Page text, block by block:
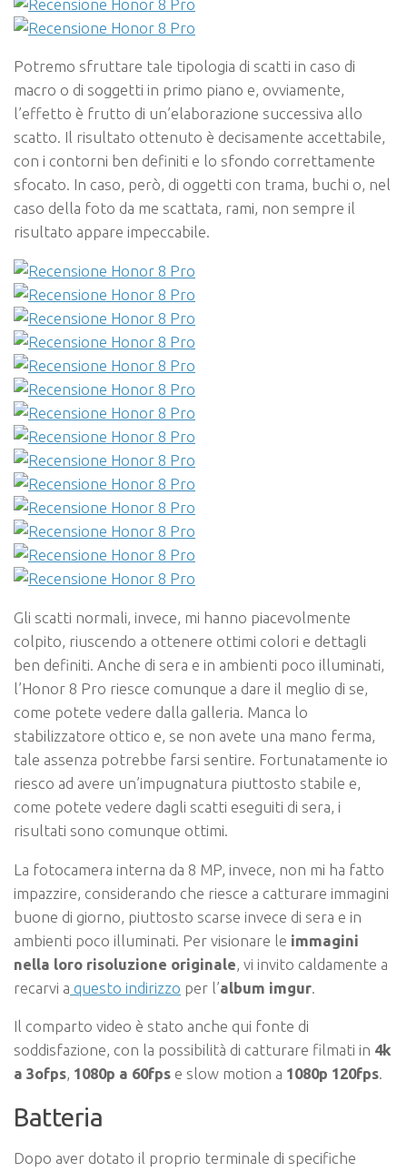
Potremo sfruttare tale tipologia di scatti in caso di
macro o di soggetti in primo piano e, ovviamente,
l’effetto è frutto di un’elaborazione successiva allo
scatto. Il risultato ottenuto è decisamente accettabile,
con i contorni ben definiti e lo sfondo correttamente
sfocato. In caso, però, di oggetti con trama, buchi o, nel
caso della foto da me scattata, rami, non sempre il
risultato appare impeccabile.
Gli scatti normali, invece, mi hanno piacevolmente
colpito, riuscendo a ottenere ottimi colori e dettagli
ben definiti. Anche di sera e in ambienti poco illuminati,
l’Honor 8 Pro riesce comunque a dare il meglio di se,
come potete vedere dalla galleria. Manca lo
stabilizzatore ottico e, se non avete una mano ferma,
tale assenza potrebbe farsi sentire. Fortunatamente io
riesco ad avere un’impugnatura piuttosto stabile e,
come potete vedere dagli scatti eseguiti di sera, i
risultati sono comunque ottimi.
La fotocamera interna da 8 MP, invece, non mi ha fatto
impazzire, considerando che riesce a catturare immagini
buone di giorno, piuttosto scarse invece di sera e in
ambienti poco illuminati. Per visionare le immagini
nella loro risoluzione originale , vi invito caldamente a
recarvi a questo indirizzo per l’album imgur
Il comparto video è stato anche qui fonte di
soddisfazione, con la possibilità di catturare filmati in 4k
a 3ofps, 1080p a 60fps e slow motion a 1080p 120fps.
Batteria
Dopo aver dotato il proprio terminale di specifiche